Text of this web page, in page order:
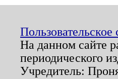
На данном сайте
периодического
Учредитель: